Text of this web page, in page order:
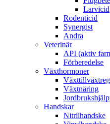
Larvicid
Rodenticid
Synergist
Andra
Veterinär
API (aktiv
Förberedelse
Växthormoner
Växtnäring
Handskar
Nitrilhandske